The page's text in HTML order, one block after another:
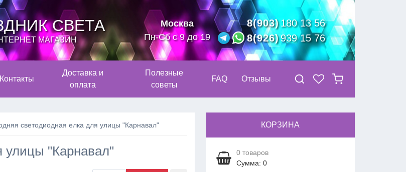
СВЕТА
МАГАЗИН
Москва
Пн-Сб с 9 до 19
8(903)180 13 56
8(926)939 15 76
Контакты
Доставка и
оплата
Полезные
советы
FAQ Отзывы
светодиодная елка для улицы "Карнавал"
улицы "Карнавал"
КОРЗИНА
0товаров
Сумма: 0